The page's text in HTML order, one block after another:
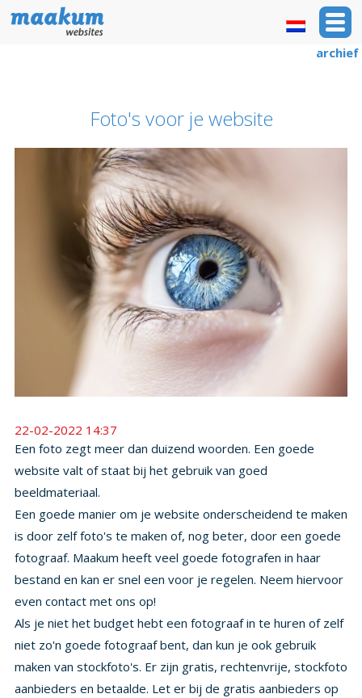
archief
Foto's voor je website
22-02-2022 14:37
Een foto zegt meer dan duizend woorden. Een goede
website valt of staat bij het gebruik van goed
beeldmateriaal.
Een goede manier om je website onderscheidend te maken
is door zelf foto's te maken of, nog beter, door een goede
fotograaf. Maakum heeft veel goede fotografen in haar
bestand en kan er snel een voor je regelen. Neem hiervoor
even contact met ons op!
Als je niet het budget hebt een fotograaf in te huren of zelf
niet zo'n goede fotograaf bent, dan kun je ook gebruik
maken van stockfoto's. Er zijn gratis, rechtenvrije, stockfoto
aanbieders en betaalde. Let er bij de gratis aanbieders op
dat een vermelding van de fotograaf en/of de aanbieder
gewenst of soms verplicht is. Wel zo eerlijk om dit dan ook